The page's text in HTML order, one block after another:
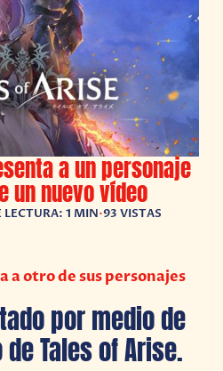
a un personaje
un nuevo vídeo
1 MIN•93 VISTAS
a otro de sus personajes
por medio de
Tales of Arise.